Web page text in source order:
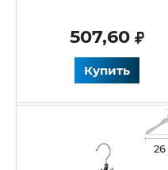
507,60
Купить
26